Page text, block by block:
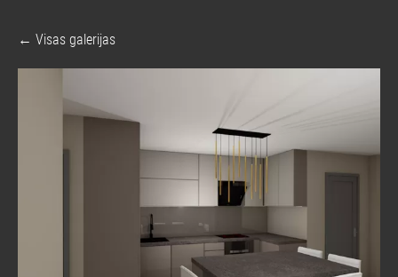
Visas galerijas